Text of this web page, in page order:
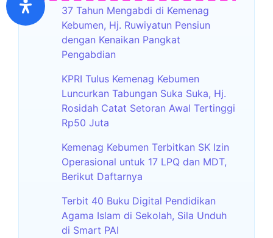
37 Tahun Mengabdi di Kemenag
Kebumen, Hj. Ruwiyatun Pensiun
dengan Kenaikan Pangkat
Pengabdian
KPRI Tulus Kemenag Kebumen
Luncurkan Tabungan Suka Suka, Hj.
Rosidah Catat Setoran Awal Tertinggi
Rp50 Juta
Kemenag Kebumen Terbitkan SK Izin
Operasional untuk 17 LPQ dan MDT,
Berikut Daftarnya
Terbit 40 Buku Digital Pendidikan
Agama Islam di Sekolah, Sila Unduh
di Smart PAI